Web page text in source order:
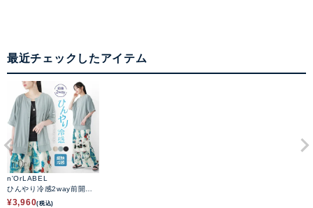
最近チェックしたアイテム
n'OrLABEL
ひんやり冷感2way前開き
カットソー
¥3,960(税込)